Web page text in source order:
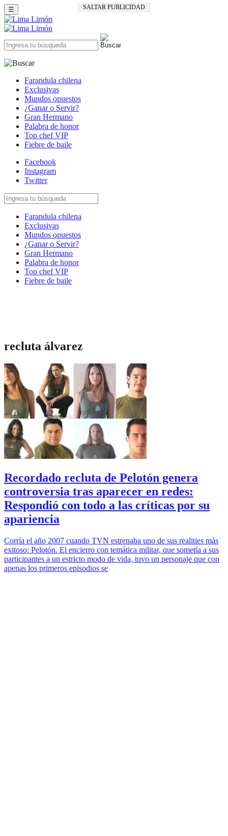
SALTAR PUBLICIDAD
☰
Farandula chilena
Exclusivas
Mundos opuestos
¿Ganar o Servir?
Gran Hermano
Palabra de honor
Top chef VIP
Fiebre de baile
Facebook
Instagram
Twitter
Farandula chilena
Exclusivas
Mundos opuestos
¿Ganar o Servir?
Gran Hermano
Palabra de honor
Top chef VIP
Fiebre de baile
recluta álvarez
Recordado recluta de Pelotón genera
controversia tras aparecer en redes:
Respondió con todo a las críticas por su
apariencia
Corría el año 2007 cuando TVN estrenaba uno de sus realities más
exitoso: Pelotón. El encierro con temática militar, que sometía a sus
participantes a un estricto modo de vida, tuvo un personaje que con
apenas los primeros episodios se